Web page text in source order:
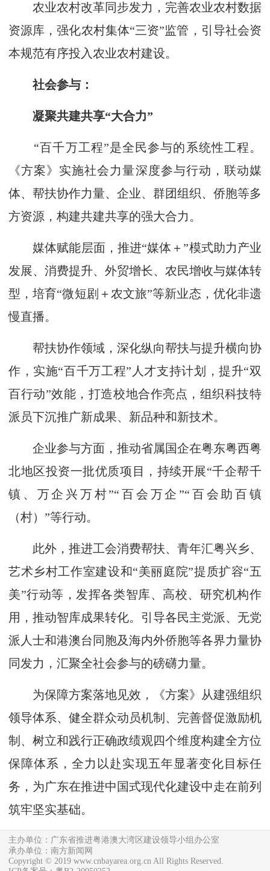
农业农村改革同步发力，完善农业农村数据
资源库，强化农村集体“三资”监管，引导社会资
本规范有序投入农业农村建设。
社会参与：
凝聚共建共享“大合力”
“百千万工程”是全民参与的系统性工程。
《方案》实施社会力量深度参与行动，联动媒
体、帮扶协作力量、企业、群团组织、侨胞等多
方资源，构建共建共享的强大合力。
媒体赋能层面，推进“媒体＋”模式助力产业
发展、消费提升、外贸增长、农民增收与媒体转
型，培育“微短剧＋农文旅”等新业态，优化非遗
慢直播。
帮扶协作领域，深化纵向帮扶与提升横向协
作，实施“百千万工程”人才支持计划，提升“双
百行动”效能，打造校地合作亮点，组织科技特
派员下沉推广新成果、新品种和新技术。
企业参与方面，推动省属国企在粤东粤西粤
北地区投资一批优质项目，持续开展“千企帮千
镇、万企兴万村”“百会万企”“百会助百镇
（村）”等行动。
此外，推进工会消费帮扶、青年汇粤兴乡、
艺术乡村工作室建设和“美丽庭院”提质扩容“五
美”行动等，发挥各类智库、高校、研究机构作
用，推动智库成果转化。引导各民主党派、无党
派人士和港澳台同胞及海内外侨胞等各界力量协
同发力，汇聚全社会参与的磅礴力量。
为保障方案落地见效，《方案》从建强组织
领导体系、健全群众动员机制、完善督促激励机
制、树立和践行正确政绩观四个维度构建全方位
保障体系，全力以赴实现五年显著变化目标任
务，为广东在推进中国式现代化建设中走在前列
筑牢坚实基础。
主办单位：广东省推进粤港澳大湾区建设领导小组办公室
承办单位：南方新闻网
Copyright © 2019 www.cnbayarea.org.cn All Rights Reserved.